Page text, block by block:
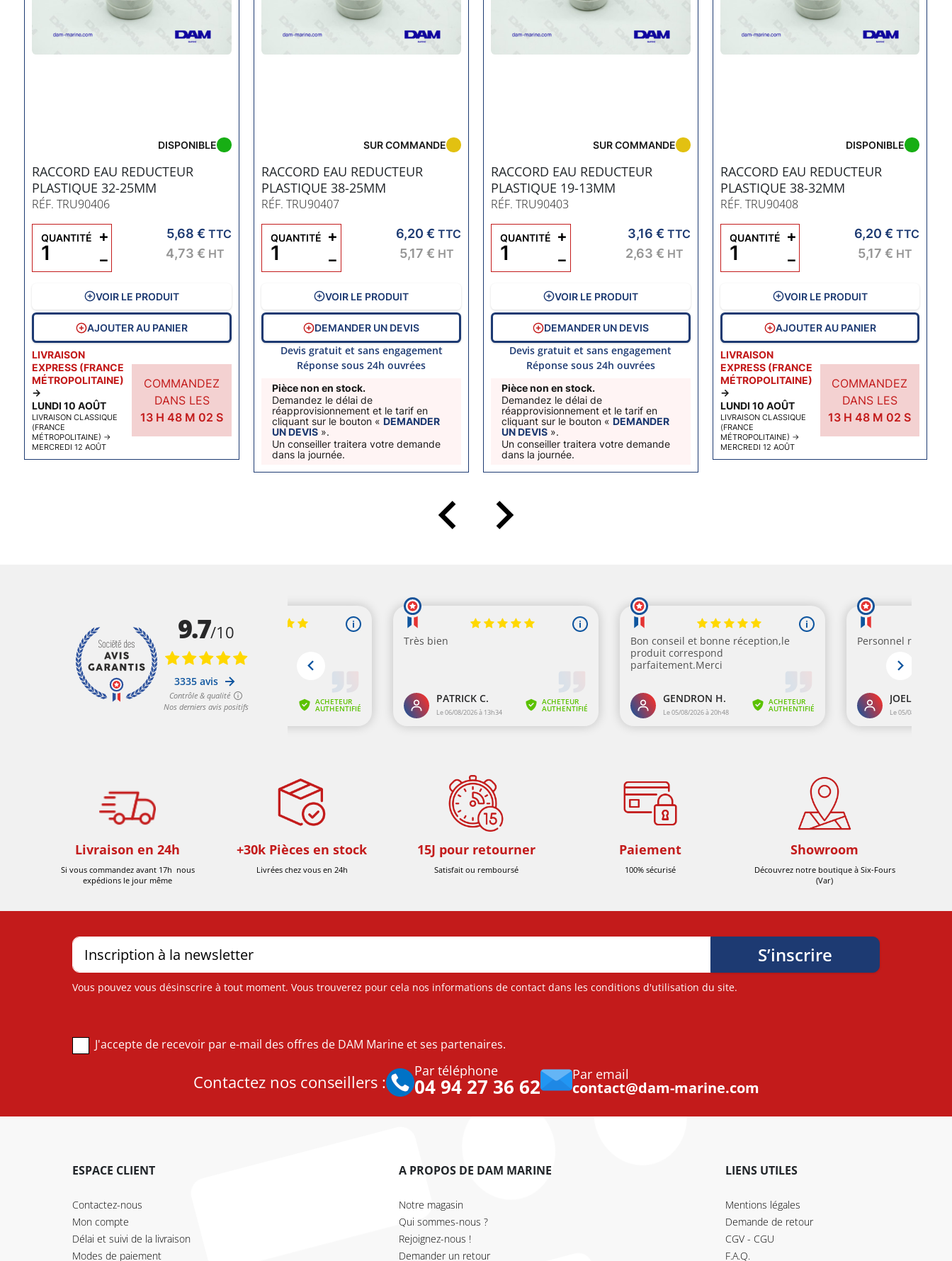
RACCORD EAU REDUCTEUR
PLASTIQUE 32-25MM
RÉF. TRU90406
LIVRAISON
EXPRESS (FRANCE
MÉTROPOLITAINE)
→
LUNDI 10 AOÛT
LIVRAISON CLASSIQUE
(FRANCE
MÉTROPOLITAINE) →
MERCREDI 12 AOÛT
COMMANDEZ
DANS LES
13 H48 M01 S
DISPONIBLE
5,68 € TTC
4,73 € HT
QUANTITÉ
−
+
VOIR LE PRODUIT
AJOUTER AU PANIER
RACCORD EAU REDUCTEUR
PLASTIQUE 38-25MM
RÉF. TRU90407
Pièce non en stock.
Demandez le délai de
réapprovisionnement et le tarif en
cliquant sur le bouton «DEMANDER
UN DEVIS ».
Un conseiller traitera votre demande
dans la journée.
SUR COMMANDE
6,20 € TTC
5,17 € HT
QUANTITÉ
−
+
VOIR LE PRODUIT
DEMANDER UN DEVIS
Devis gratuit et sans engagement
Réponse sous 24h ouvrées
RACCORD EAU REDUCTEUR
PLASTIQUE 19-13MM
RÉF. TRU90403
Pièce non en stock.
Demandez le délai de
réapprovisionnement et le tarif en
cliquant sur le bouton « DEMANDER
UN DEVIS».
Un conseiller traitera votre demande
dans la journée.
SUR COMMANDE
3,16 € TTC
2,63 € HT
QUANTITÉ
−
+
VOIR LE PRODUIT
DEMANDER UN DEVIS
Devis gratuit et sans engagement
Réponse sous 24h ouvrées
RACCORD EAU REDUCTEUR
PLASTIQUE 38-32MM
RÉF. TRU90408
LIVRAISON
EXPRESS (FRANCE
MÉTROPOLITAINE)
→
LUNDI 10 AOÛT
LIVRAISON CLASSIQUE
(FRANCE
MÉTROPOLITAINE) →
MERCREDI 12 AOÛT
COMMANDEZ
DANS LES
13 H48 M01 S
DISPONIBLE
6,20 € TTC
5,17 € HT
QUANTITÉ
−
+
VOIR LE PRODUIT
AJOUTER AU PANIER
Précédent
keyboard_arrow_left keyboard_arrow_right
Livraison en 24h
Si vous commandez avant 17h nous
expédions le jour même
+30k Pièces en stock
Livrées chez vous en 24h
15J pour retourner
Satisfait ou remboursé
Paiement
100% sécurisé
Showroom
Découvrez notre boutique à Six-Fours
(Var)
Vous pouvez vous désinscrire à tout moment. Vous trouverez pour cela nos informations de contact dans les conditions d'utilisation du site.
J'accepte de recevoir par e-mail des offres de DAM Marine et ses partenaires.
Contactez nos conseillers :
Par téléphone
04 94 27 36 62 Par email
contact@dam-marine.com
ESPACE CLIENT
Contactez-nous
Mon compte
Délai et suivi de la livraison
Modes de paiement
A PROPOS DE DAM MARINE
Notre magasin
Qui sommes-nous ?
Rejoignez-nous !
Demander un retour
LIENS UTILES
Mentions légales
Demande de retour
CGV - CGU
F.A.Q.